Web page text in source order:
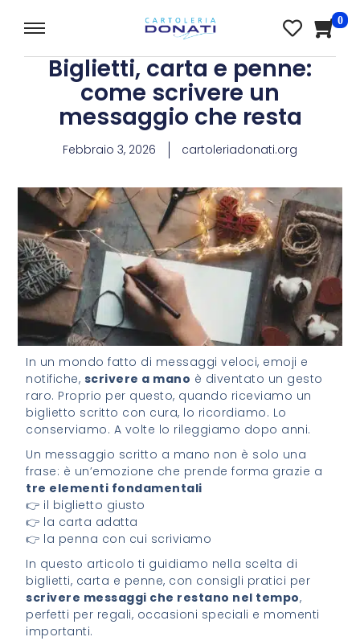
0
Biglietti, carta e penne:
come scrivere un
messaggio che resta
Febbraio 3, 2026 cartoleriadonati.org
In un mondo fatto di messaggi veloci, emoji e
notifiche, scrivere a mano è diventato un gesto
raro. Proprio per questo, quando riceviamo un
biglietto scritto con cura, lo ricordiamo. Lo
conserviamo. A volte lo rileggiamo dopo anni.
Un messaggio scritto a mano non è solo una
frase: è un’emozione che prende forma grazie a
tre elementi fondamentali
👉 il biglietto giusto
👉 la carta adatta
👉 la penna con cui scriviamo
In questo articolo ti guidiamo nella scelta di
biglietti, carta e penne, con consigli pratici per
scrivere messaggi che restano nel tempo,
perfetti per regali, occasioni speciali e momenti
importanti.